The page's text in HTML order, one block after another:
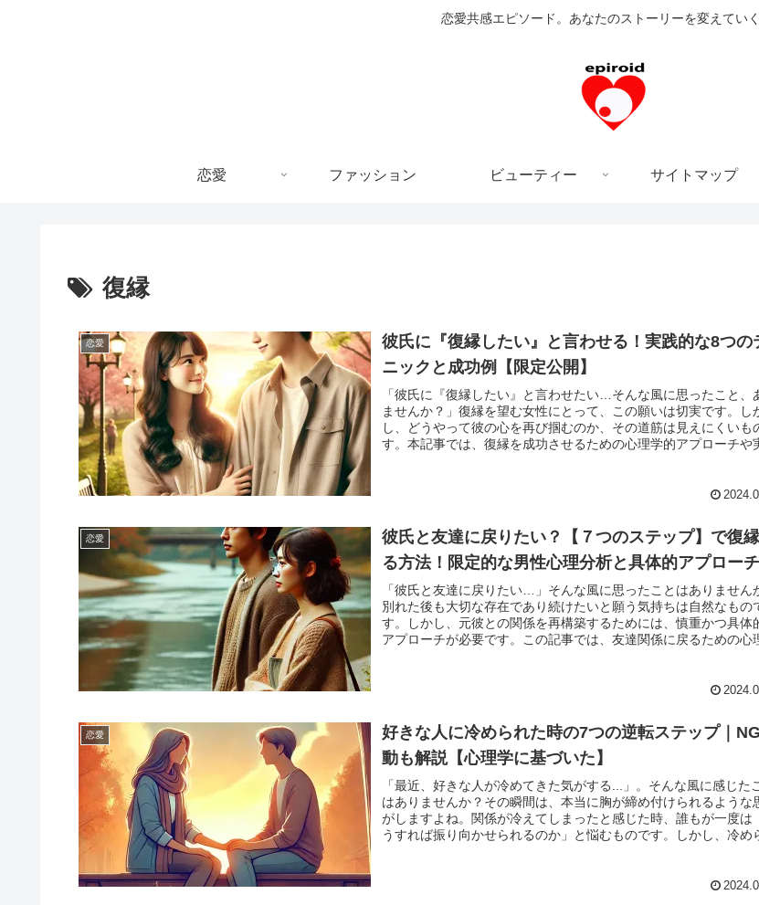
恋愛共感エピソード。あなたのストーリーを変えていく
恋愛 ファッション ビューティー サイトマップ
復縁
恋愛
彼氏に『復縁したい』と言わせる！実践的な8つの
ニックと成功例【限定公開】
「彼氏に『復縁したい』と言わせたい…そんな風に思ったこと、
ませんか？」復縁を望む女性にとって、この願いは切実です。し
し、どうやって彼の心を再び掴むのか、その道筋は見えにくいも
す。本記事では、復縁を成功させるための心理学的アプローチや
れたテクニックを取り入れることで、彼の心に再び火を灯す手助
供します。最終的に、彼氏から「復縁したい」と言わせることが
るかどうかは、あなたの行動次第。この記事を参考に、あなた自
魅力を再発見し、彼との新たな未来を切り開いてください。
恋愛
彼氏と友達に戻りたい？【７つのステップ】で復
る方法！限定的な男性心理分析と具体的アプローチ
「彼氏と友達に戻りたい…」そんな風に思ったことはありません
別れた後も大切な存在であり続けたいと願う気持ちは自然なもの
す。しかし、元彼との関係を再構築するためには、慎重かつ具体
アプローチが必要です。この記事では、友達関係に戻るための心
彼氏との新しい関係を築くためのポイントなど、実践的な内容を
験をもとに、成功率を高めるためのコツや注意点もお伝えします
の記事を読むことで、冷静な視点から自分の気持ちを整理し、元
の新たな友達関係を築くための道筋が見えてくるはずです。ぜひ
までお読みいただき、ブックマークやSNSでのシェア、コメント
寄せください。皆さんの声が他の読者にも勇気を与えることにな
しょう。
恋愛
好きな人に冷められた時の7つの逆転ステップ｜
動も解説【心理学に基づいた】
「最近、好きな人が冷めてきた気がする...」。そんな風に感じた
はありませんか？その瞬間は、本当に胸が締め付けられるような
がしますよね。関係が冷えてしまったと感じた時、誰もが一度は
うすれば振り向かせられるのか」と悩むものです。しかし、冷め
い限り、効果的な対策は打てないからです。心理学者の研究によ